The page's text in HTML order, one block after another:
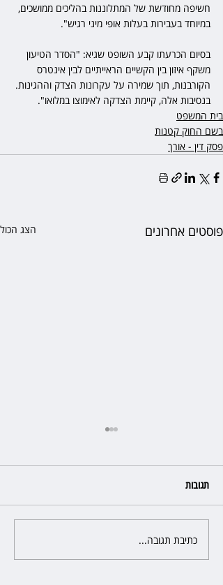
חשיפה מחודשת של המתלוננות בהליכים ממושכים,
במיוחד בעבירות בעלות אופי מיני רגיש".
בסיום הכרעתו קבע השופט שגיא: "הסדר הטיעון
משקף איזון בין הקשיים הראייתיים לבין אינטרס
הקורבנות, תוך שמירה על עקרונות הצדק וההגינות.
בנסיבות אלה, קיימת הצדקה לאימוצו במלואו".
בית המשפט
בשם החוק קטנות
פסק דין - אורך
פוסטים אחרונים הצג הכול
הרשמת אישרה לתפוס את רכב
היוקרה בסיוע המשטרה, השופט
תגובות
כתיבת תגובה...